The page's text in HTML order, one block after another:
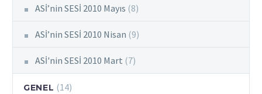
ASİ’nin SESİ 2010 Mayıs (8)
ASİ’nin SESİ 2010 Nisan (9)
ASİ'nin SESİ 2010 Mart (7)
GENEL (14)